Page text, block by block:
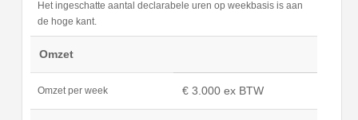
Het ingeschatte aantal declarabele uren op weekbasis is aan
de hoge kant.
Omzet
Omzet per week € 3.000 ex BTW